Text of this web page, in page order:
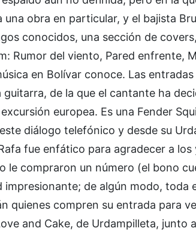
obra en particular, y el bajista
conocidos, una sección de
Rumor del viento, Pared enfrente,
en Bolívar conoce. Las
de la que el cantante ha
europea. Es una Fender
diálogo telefónico y desde su
fue enfático para agradecer a los
le compraron un número (el bono
de algún modo, toda
quienes compren su entrada para
and Cake, de Urdampilleta, junto